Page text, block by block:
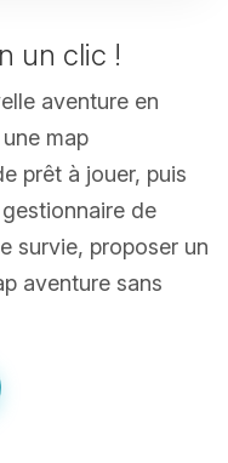
un clic !
aventure en
map
prêt à jouer, puis
de
survie, proposer un
aventure sans